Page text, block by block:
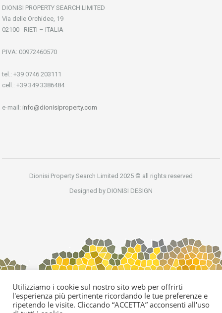
DIONISI PROPERTY SEARCH LIMITED
Via delle Orchidee, 19
02100 RIETI – ITALIA
P.IVA: 00972460570
tel.: +39 0746 203111
cell.: +39 349 3386484
e-mail: info@dionisiproperty.com
Dionisi Property Search Limited 2025 © all rights reserved
Designed by DIONISI DESIGN
Utilizziamo i cookie sul nostro sito web per offrirti
l'esperienza più pertinente ricordando le tue preferenze e
ripetendo le visite. Cliccando “ACCETTA” acconsenti all'uso